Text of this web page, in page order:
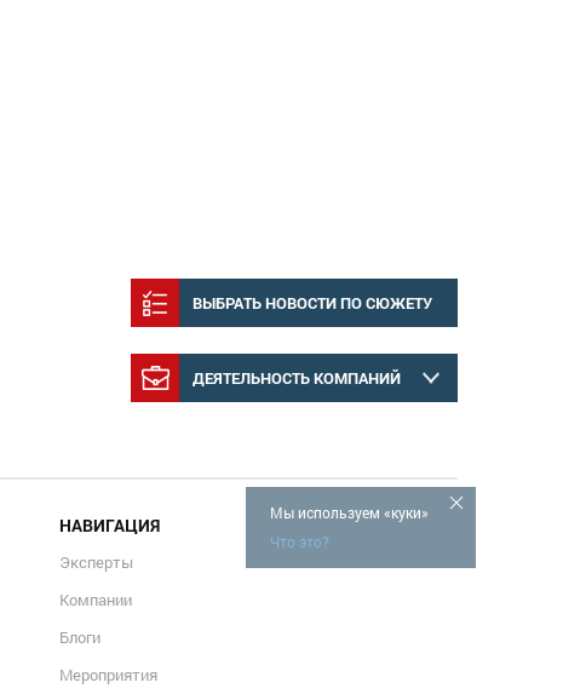
ВЫБРАТЬ НОВОСТИ ПО СЮЖЕТУ
ДЕЯТЕЛЬНОСТЬ КОМПАНИЙ
Мы используем «куки»
Что это?
НАВИГАЦИЯ
Эксперты
Компании
Блоги
Мероприятия